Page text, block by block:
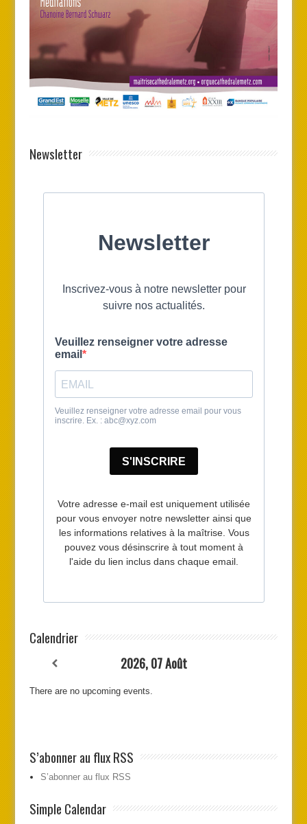
Newsletter
Calendrier
2026, 07 Août
There are no upcoming events.
S’abonner au flux RSS
S’abonner au flux RSS
Simple Calendar